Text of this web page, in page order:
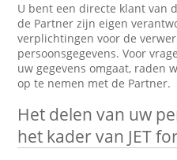
U bent een directe klant van
de Partner zijn eigen
verplichtingen voor de
persoonsgegevens. Voor
uw gegevens omgaat, raden
op te nemen met de Partner.
Het delen van uw
het kader van JET